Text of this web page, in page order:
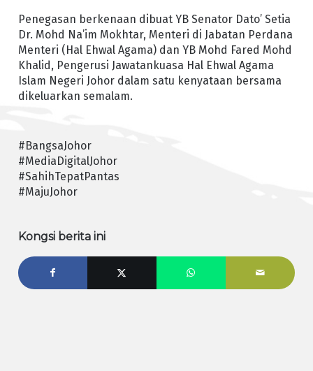
Penegasan berkenaan dibuat YB Senator Dato’ Setia
Dr. Mohd Na’im Mokhtar, Menteri di Jabatan Perdana
Menteri (Hal Ehwal Agama) dan YB Mohd Fared Mohd
Khalid, Pengerusi Jawatankuasa Hal Ehwal Agama
Islam Negeri Johor dalam satu kenyataan bersama
dikeluarkan semalam.
#BangsaJohor
#MediaDigitalJohor
#SahihTepatPantas
#MajuJohor
Kongsi berita ini